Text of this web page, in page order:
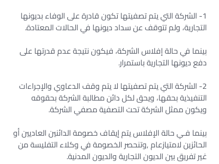
1- الشركة التي يتم تصفيتها تكون قادرة على الوفاء بديونها
التجارية، ولم تتوقف عن سداد ديونها في الحالات المعتادة.
بينما في حالة إفلاس الشركة، فيكون نتيجة عدم قدرتها على
دفع ديونها التجارية باستمرار.
2- الشركة التي يتم تصفيتها لا يتم وقف الدعاوي والإجراءات
التنفيذية بحقها، ويحق لكل دائن مطالبة الشركة بحقوقه
ويكون ممثل الشركة تحت التصفية مصفي الشركة.
بينما فـي حالة الإفلاس يتم إيقاف خصومة الدائنين العاديين أو
الحائزين لامتيازعام ,وتنحصر الخصومة في وكلاء التفليسة من
غير تفريق بين الديون التجارية والديون المدنية.